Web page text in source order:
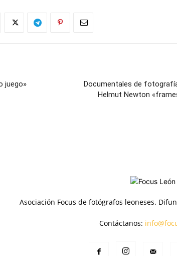
juego»
Documentales de
Helmut Newton
Asociación Focus de fotógrafos leoneses.
Contáctanos: